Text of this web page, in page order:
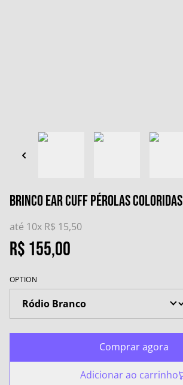
Brinco Ear Cuff Pérolas Coloridas
até 10x R$ 15,50
R$ 155,00
OPTION
Comprar agora
Adicionar ao carrinho